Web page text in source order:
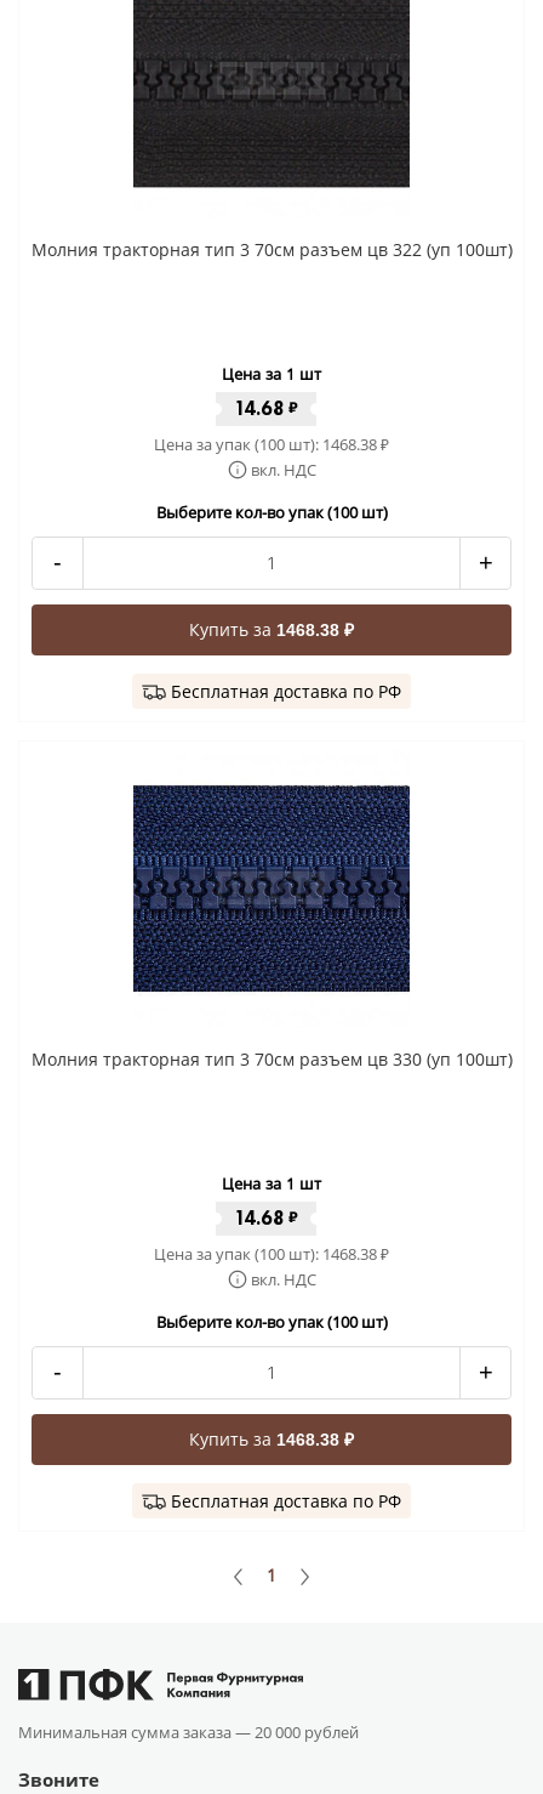
Молния тракторная тип 3 70см разъем цв 322 (уп 100шт)
Цена за 1 шт
14.68 ₽
Цена за упак (100 шт): 1468.38₽
вкл. НДС
Выберите кол-во упак (100 шт)
- +
Купить за 1468.38 ₽
Бесплатная доставка по РФ
Молния тракторная тип 3 70см разъем цв 330 (уп 100шт)
Цена за 1 шт
14.68 ₽
Цена за упак (100 шт): 1468.38₽
вкл. НДС
Выберите кол-во упак (100 шт)
- +
Купить за 1468.38 ₽
Бесплатная доставка по РФ
1
Минимальная сумма заказа —20 000 рублей
Звоните